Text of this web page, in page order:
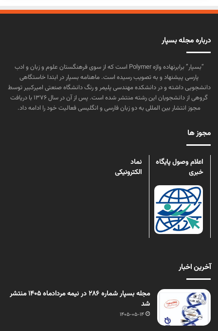
درباره مجله بسپار
“بسپار” برابرنهاده واژه Polymer است که از سوی فرهنگستان علوم و زبان و ادب
پارسی پیشنهاد و به تصویب رسیده است. ماهنامه بسپار در ابتدا خاستگاهی
دانشجویی داشته و در دانشکده مهندسی پلیمر و رنگ دانشگاه صنعتی امیرکبیر توسط
گروهی از دانشجویان این رشته منتشر شده است. پس از آن در سال ۱۳۷۶ با دریافت
مجوز انتشار بین المللی به دو زبان فارسی و انگلیسی فعالیت خود را ادامه داد.
مجوز ها
اعلام وصول پایگاه
خبری
نماد
الکترونیکی
آخرین اخبار
مجله بسپار شماره 286 در نیمه مردادماه 1405 منتشر
شد
1405-05-14